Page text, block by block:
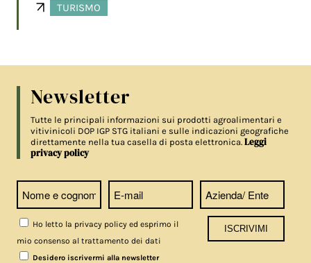
TURISMO
Newsletter
Tutte le principali informazioni sui prodotti agroalimentari e
vitivinicoli DOP IGP STG italiani e sulle indicazioni geografiche
direttamente nella tua casella di posta elettronica.Leggi
privacy policy
Ho letto la privacy policy ed esprimo il
mio consenso al trattamento dei dati
Desidero iscrivermi alla newsletter